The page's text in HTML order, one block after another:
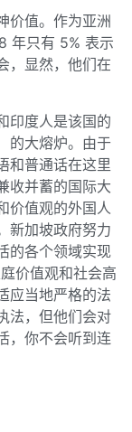
价值。作为亚洲
年只有 5% 表示
，显然，他们在
印度人是该国的
的大熔炉。由于
和普通话在这里
收并蓄的国际大
价值观的外国人
新加坡政府努力
的各个领域实现
价值观和社会高
应当地严格的法
法，但他们会对
，你不会听到连